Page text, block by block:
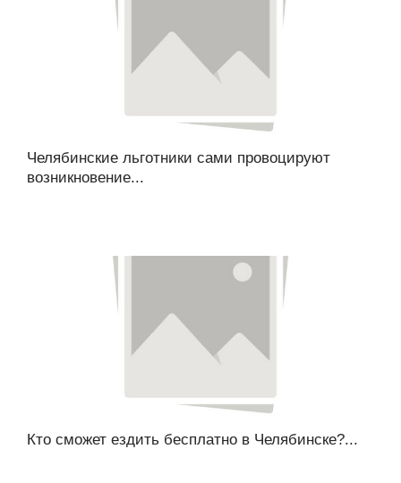
Челябинские льготники сами провоцируют
возникновение...
Кто сможет ездить бесплатно в Челябинске?...